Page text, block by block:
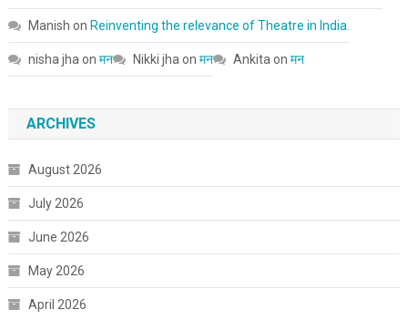
Manish on Reinventing the relevance of Theatre in India.
nisha jha on मन Nikki jha on मन Ankita on मन
ARCHIVES
August 2026
July 2026
June 2026
May 2026
April 2026